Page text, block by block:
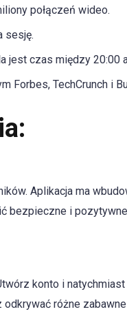
połączeń wideo.
sesję.
jest czas między 20:00
Forbes, TechCrunch i
Aplikacja ma
bezpieczne i
konto i
różne